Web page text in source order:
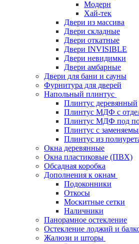
Модерн
Хай-тек
Двери из массива
Двери складные
Двери откатные
Двери INVISIBLE
Двери невидимки
Двери амбарные
Двери для бани и сауны
Фурнитура для дверей
Напольный плинтус
Плинтус деревянный
Плинтус МДФ с
Плинтус МДФ под
Плинтус с
Плинтус из
Окна деревянные
Окна пластиковые (ПВХ)
Обсадная коробка
Дополнения к окнам
Подоконники
Откосы
Москитные сетки
Наличники
Панорамное остекление
Остекление лоджий и
Жалюзи и шторы